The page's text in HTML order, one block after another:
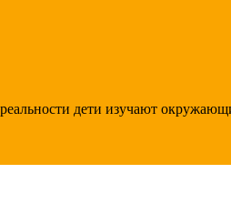
дети изучают